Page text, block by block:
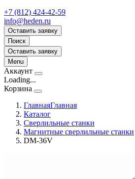
+7 (812) 424-42-59
info@heden.ru
Оставить заявку
Поиск
Оставить заявку
Menu
Аккаунт
Loading...
Корзина
ГлавнаяГлавная
Каталог
Сверлильные станки
Магнитные сверлильные станки
DM-36V